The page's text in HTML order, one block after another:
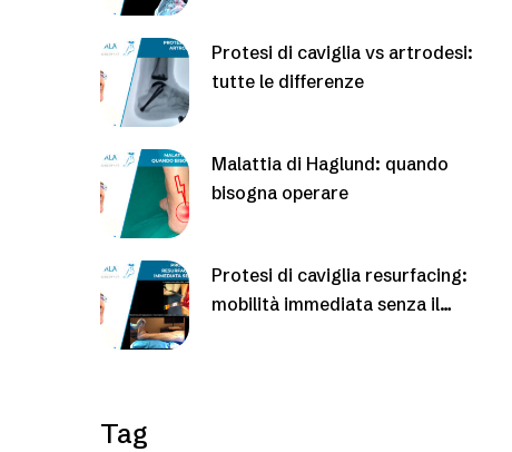
Protesi di caviglia vs artrodesi:
tutte le differenze
Malattia di Haglund: quando
bisogna operare
Protesi di caviglia resurfacing:
mobilità immediata senza il
Tag